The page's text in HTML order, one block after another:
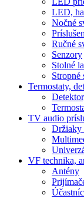
LED,
Nočné
Ručné
Senzory
Stolné
Stropné
Termostaty,
TV audio
Držiaky
VF technika,
Antény